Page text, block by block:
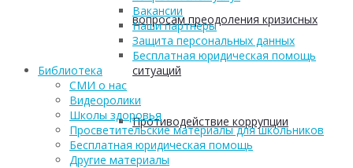
вопросам преодоления кризисных
ситуаций
Противодействие коррупции
Вакансии
Наши партнеры
Защита персональных данных
Бесплатная юридическая помощь
Библиотека
СМИ о нас
Видеоролики
Школы здоровья
Просветительские материалы для школьников
Бесплатная юридическая помощь
Другие материалы